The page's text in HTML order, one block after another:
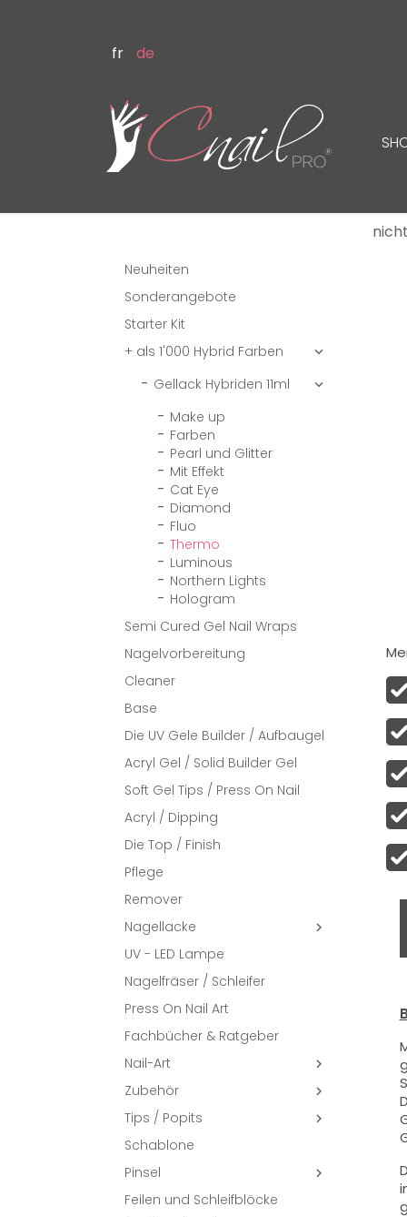
fr de
Neuheiten
Sonderangebote
Starter Kit
+ als 1'000 Hybrid Farben

Gellack Hybriden 11ml 
Make up
Farben
Pearl und Glitter
Mit Effekt
Cat Eye
Diamond
Fluo
Thermo
Luminous
Northern Lights
Hologram
Semi Cured Gel Nail Wraps
Nagelvorbereitung
Cleaner
Base
Die UV Gele Builder / Aufbaugel
Acryl Gel / Solid Builder Gel
Soft Gel Tips / Press On Nail
Acryl / Dipping
Die Top / Finish
Pflege
Remover
Nagellacke

UV - LED Lampe
Nagelfräser / Schleifer
Press On Nail Art
Fachbücher & Ratgeber
Nail-Art

Zubehör 
Tips / Popits 
Schablone
Pinsel

Feilen und Schleifblöcke